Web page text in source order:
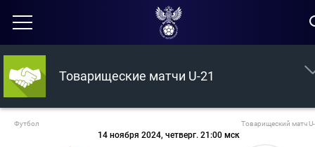
Товарищеские матчи U-21
Футбол
14 ноября 2024, четверг. 21:00 мск
Товарищеский матч